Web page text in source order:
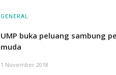
GENERAL
UMP buka peluang sambung
muda
1 November 2018